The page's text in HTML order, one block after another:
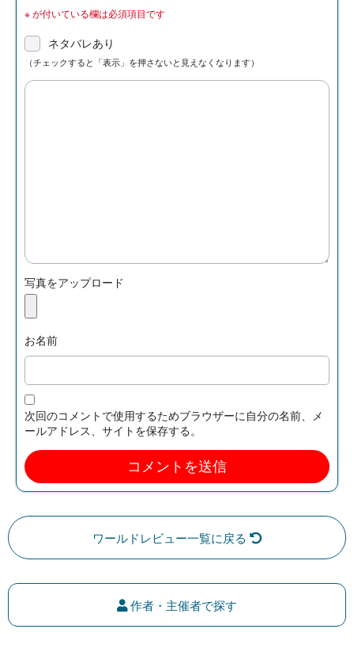
※が付いている欄は必須項目です
ネタバレあり
（チェックすると「表示」を押さないと見えなくなります）
写真をアップロード
お名前
次回のコメントで使用するためブラウザーに自分の名前、メ
ールアドレス、サイトを保存する。
ワールドレビュー一覧に戻る
作者・主催者で探す